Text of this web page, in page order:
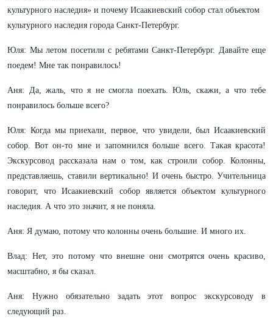
культурного наследия» и почему Исаакиевский собор стал объектом
культурного наследия города Санкт-Петербург.
Юля: Мы летом посетили с ребятами Санкт-Петербург. Давайте еще
поедем! Мне так понравилось!
Аня: Да, жаль, что я не смогла поехать. Юль, скажи, а что тебе
понравилось больше всего?
Юля: Когда мы приехали, первое, что увидели, был Исаакиевский
собор. Вот он-то мне и запомнился больше всего. Такая красота!
Экскурсовод рассказала нам о том, как строили собор. Колонны,
представляешь, ставили вертикально! И очень быстро. Учительница
говорит, что Исаакиевский собор является объектом культурного
наследия. А что это значит, я не поняла.
Аня: Я думаю, потому что колонны очень большие. И много их.
Влад: Нет, это потому что внешне они смотрятся очень красиво,
масштабно, я бы сказал.
Аня: Нужно обязательно задать этот вопрос экскурсоводу в
следующий раз.